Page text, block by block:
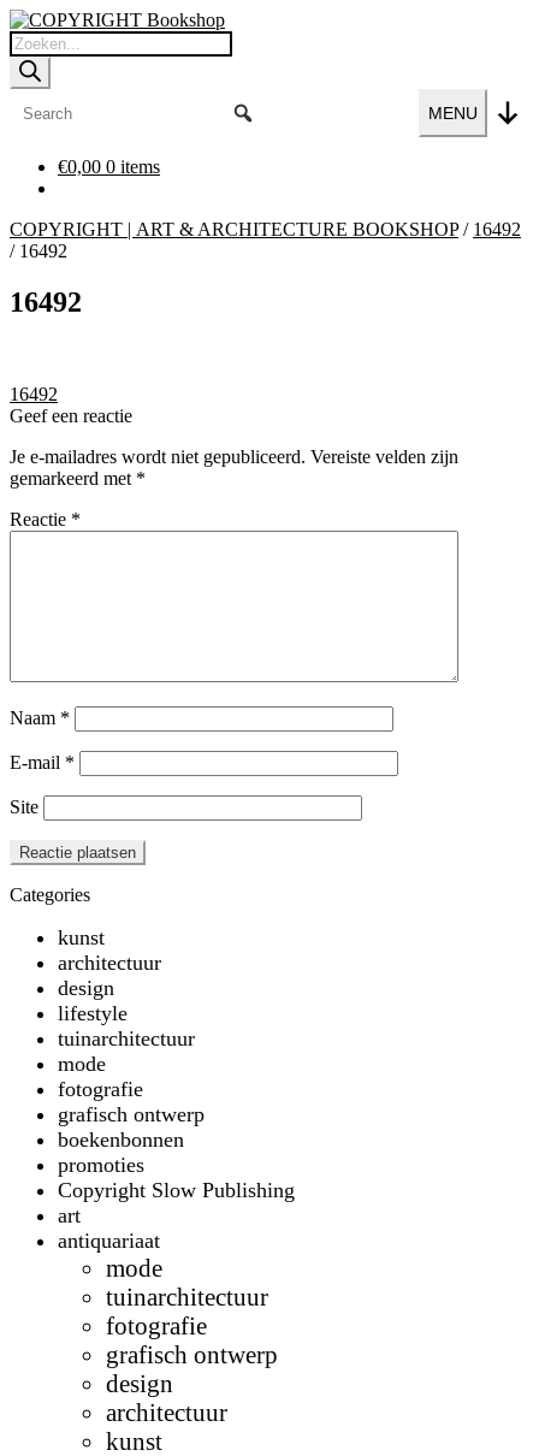
Ga
door
naar
navigatie
Ga
naar
de
inhoud
Producten
zoeken
MENU
€0,00 0 items
COPYRIGHT | ART & ARCHITECTURE BOOKSHOP/ 16492
/ 16492
16492
Bericht
navigatie
Vorig
bericht:
16492
Geef een reactie
Je e-mailadres wordt niet gepubliceerd. Vereiste velden zijn
gemarkeerd met *
Reactie *
Naam *
E-mail *
Site
Categories
kunst
architectuur
design
lifestyle
tuinarchitectuur
mode
fotografie
grafisch ontwerp
boekenbonnen
promoties
Copyright Slow Publishing
art
antiquariaat
mode
tuinarchitectuur
fotografie
grafisch ontwerp
design
architectuur
kunst